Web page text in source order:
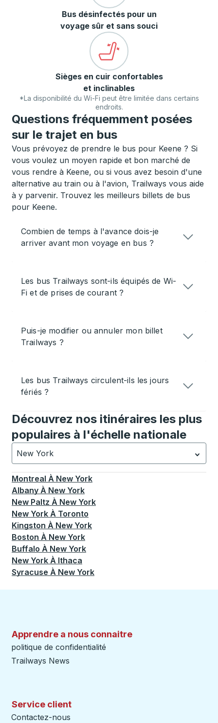
Bus désinfectés pour un
voyage sûr et sans souci
Sièges en cuir confortables
et inclinables
*La disponibilité du Wi-Fi peut être limitée dans certains
endroits.
Questions fréquemment posées
sur le trajet en bus
Vous prévoyez de prendre le bus pour Keene ? Si
vous voulez un moyen rapide et bon marché de
vous rendre à Keene, ou si vous avez besoin d'une
alternative au train ou à l'avion, Trailways vous aide
à y parvenir. Trouvez les meilleurs billets de bus
pour Keene.
Combien de temps à l'avance dois-je
arriver avant mon voyage en bus ?
Les bus Trailways sont-ils équipés de Wi-
Fi et de prises de courant ?
Puis-je modifier ou annuler mon billet
Trailways ?
Les bus Trailways circulent-ils les jours
fériés ?
Découvrez nos itinéraires les plus
populaires à l'échelle nationale
New York
Actuellement sélectionné: New York.La sélection est
Montreal À New York
Albany À New York
New Paltz À New York
New York À Toronto
Kingston À New York
Boston À New York
Buffalo À New York
New York À Ithaca
Syracuse À New York
Apprendre a nous connaitre
politique de confidentialité
Trailways News
Service client
Contactez-nous